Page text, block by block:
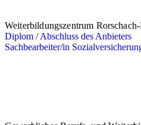
Weiterbildungszentrum
Diplom / Abschluss des Anbieters
Sachbearbeiter/in